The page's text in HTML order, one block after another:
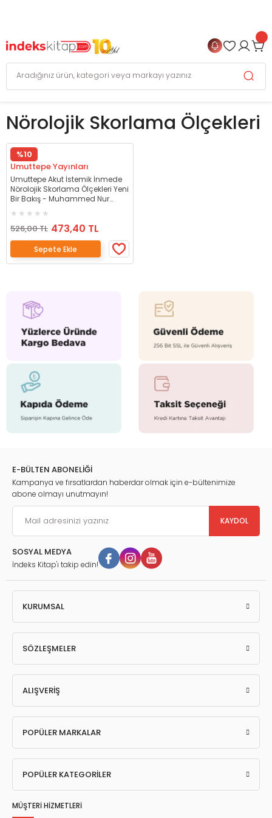
Nörolojik Skorlama Ölçekleri
%10
Umuttepe Yayınları
Umuttepe Akut İstemik İnmede
Nörolojik Skorlama Ölçekleri Yeni
Bir Bakış - Muhammed Nur
526,00 TL 473,40 TL
Sepete Ekle
E-BÜLTEN ABONELİĞİ
Kampanya ve fırsatlardan haberdar olmak için e-bültenimize
abone olmayı unutmayın!
KAYDOL
SOSYAL MEDYA
İndeks Kitap'ı takip edin!
KURUMSAL
SÖZLEŞMELER
ALIŞVERİŞ
POPÜLER MARKALAR
POPÜLER KATEGORİLER
MÜŞTERİ HİZMETLERİ